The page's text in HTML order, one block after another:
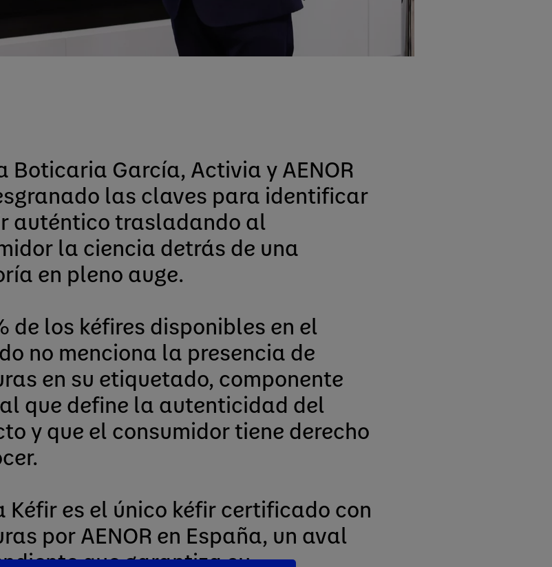
Boticaria García, Activia y AENOR
las claves para identificar
auténtico trasladando al
la ciencia detrás de una
en pleno auge.
de los kéfires disponibles en el
no menciona la presencia de
en su etiquetado, componente
que define la autenticidad del
y que el consumidor tiene derecho
Kéfir es el único kéfir certificado con
por AENOR en España, un aval
que garantiza su